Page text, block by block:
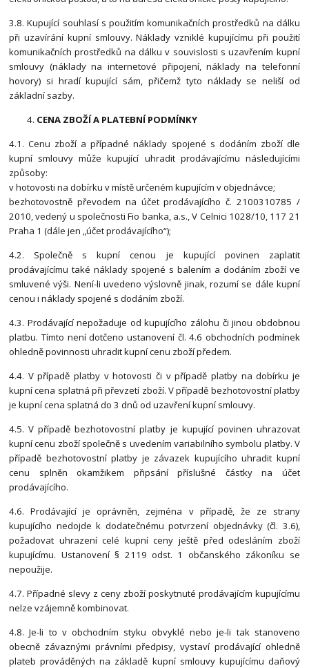
3.8. Kupující souhlasí s použitím komunikačních prostředků na dálku
při uzavírání kupní smlouvy. Náklady vzniklé kupujícímu při použití
komunikačních prostředků na dálku v souvislosti s uzavřením kupní
smlouvy (náklady na internetové připojení, náklady na telefonní
hovory) si hradí kupující sám, přičemž tyto náklady se neliší od
základní sazby.
CENA ZBOŽÍ A PLATEBNÍ PODMÍNKY
4.1. Cenu zboží a případné náklady spojené s dodáním zboží dle
kupní smlouvy může kupující uhradit prodávajícímu následujícími
způsoby:
v hotovosti na dobírku v místě určeném kupujícím v objednávce;
bezhotovostně převodem na účet prodávajícího č. 2100310785 /
2010, vedený u společnosti Fio banka, a.s., V Celnici 1028/10, 117 21
Praha 1 (dále jen „účet prodávajícího“);
4.2. Společně s kupní cenou je kupující povinen zaplatit
prodávajícímu také náklady spojené s balením a dodáním zboží ve
smluvené výši. Není-li uvedeno výslovně jinak, rozumí se dále kupní
cenou i náklady spojené s dodáním zboží.
4.3. Prodávající nepožaduje od kupujícího zálohu či jinou obdobnou
platbu. Tímto není dotčeno ustanovení čl. 4.6 obchodních podmínek
ohledně povinnosti uhradit kupní cenu zboží předem.
4.4. V případě platby v hotovosti či v případě platby na dobírku je
kupní cena splatná při převzetí zboží. V případě bezhotovostní platby
je kupní cena splatná do 3 dnů od uzavření kupní smlouvy.
4.5. V případě bezhotovostní platby je kupující povinen uhrazovat
kupní cenu zboží společně s uvedením variabilního symbolu platby. V
případě bezhotovostní platby je závazek kupujícího uhradit kupní
cenu splněn okamžikem připsání příslušné částky na účet
prodávajícího.
4.6. Prodávající je oprávněn, zejména v případě, že ze strany
kupujícího nedojde k dodatečnému potvrzení objednávky (čl. 3.6),
požadovat uhrazení celé kupní ceny ještě před odesláním zboží
kupujícímu. Ustanovení § 2119 odst. 1 občanského zákoníku se
nepoužije.
4.7. Případné slevy z ceny zboží poskytnuté prodávajícím kupujícímu
nelze vzájemně kombinovat.
4.8. Je-li to v obchodním styku obvyklé nebo je-li tak stanoveno
obecně závaznými právními předpisy, vystaví prodávající ohledně
plateb prováděných na základě kupní smlouvy kupujícímu daňový